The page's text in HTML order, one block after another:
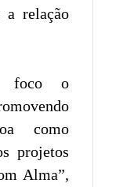
a relação
foco o
como
projetos
Alma”,